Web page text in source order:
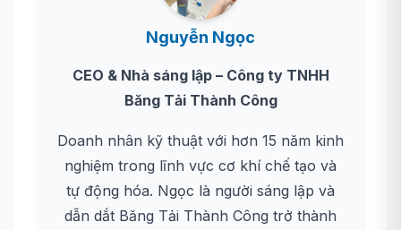
Nguyễn Ngọc
CEO & Nhà sáng lập – Công ty TNHH
Băng Tải Thành Công
Doanh nhân kỹ thuật với hơn 15 năm kinh
nghiệm trong lĩnh vực cơ khí chế tạo và
tự động hóa. Ngọc là người sáng lập và
dẫn dắt Băng Tải Thành Công trở thành